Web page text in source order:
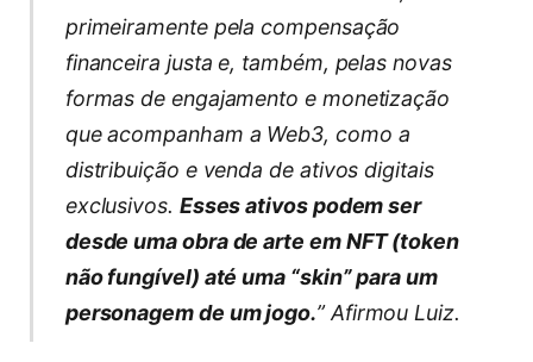
primeiramente pela compensação
financeira justa e, também, pelas novas
formas de engajamento e monetização
que acompanham a Web3, como a
distribuição e venda de ativos digitais
exclusivos. Esses ativos podem ser
desde uma obra de arte em NFT (token
não fungível) até uma “skin” para um
personagem de um jogo.” Afirmou Luiz.